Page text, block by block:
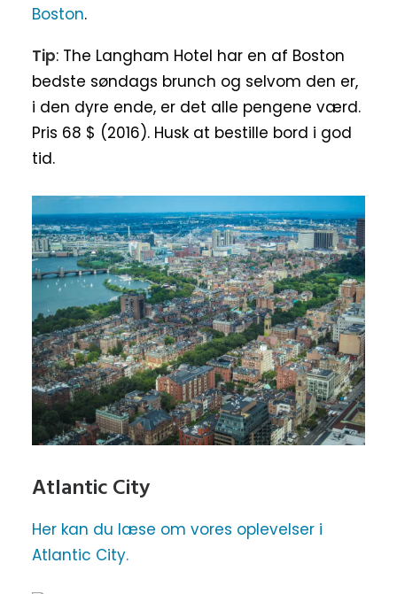
Boston.
Tip: The Langham Hotel har en af Boston
bedste søndags brunch og selvom den er,
i den dyre ende, er det alle pengene værd.
Pris 68 $ (2016). Husk at bestille bord i god
tid.
Atlantic City
Her kan du læse om vores oplevelser i
Atlantic City.